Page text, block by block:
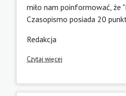
miło nam poinformować, że
Czasopismo posiada 20
Redakcja
Czytaj więcej